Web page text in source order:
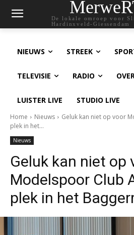
De lokale omroep voor
Hardinxveld-Giessendam
NIEUWS STREEK
TELEVISIE RADIO
LUISTER LIVE STUDIO LIVE
Home Nieuws
Geluk kan niet op voor
plek in het...
Nieuws
Geluk kan niet op
Modelspoor Club
plek in het